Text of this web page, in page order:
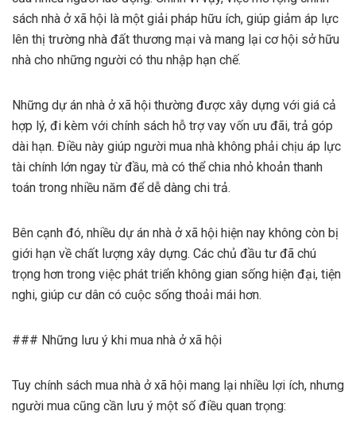
sách nhà ở xã hội là một giải pháp hữu ích, giúp giảm áp lực
lên thị trường nhà đất thương mại và mang lại cơ hội sở hữu
nhà cho những người có thu nhập hạn chế.
Những dự án nhà ở xã hội thường được xây dựng với giá cả
hợp lý, đi kèm với chính sách hỗ trợ vay vốn ưu đãi, trả góp
dài hạn. Điều này giúp người mua nhà không phải chịu áp lực
tài chính lớn ngay từ đầu, mà có thể chia nhỏ khoản thanh
toán trong nhiều năm để dễ dàng chi trả.
Bên cạnh đó, nhiều dự án nhà ở xã hội hiện nay không còn bị
giới hạn về chất lượng xây dựng. Các chủ đầu tư đã chú
trọng hơn trong việc phát triển không gian sống hiện đại, tiện
nghi, giúp cư dân có cuộc sống thoải mái hơn.
### Những lưu ý khi mua nhà ở xã hội
Tuy chính sách mua nhà ở xã hội mang lại nhiều lợi ích, nhưng
người mua cũng cần lưu ý một số điều quan trọng: